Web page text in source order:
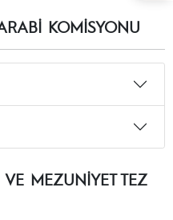
KOMİSYONU
MEZUNİYET TEZ